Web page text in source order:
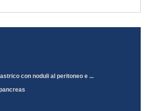
con noduli al peritoneo e ...